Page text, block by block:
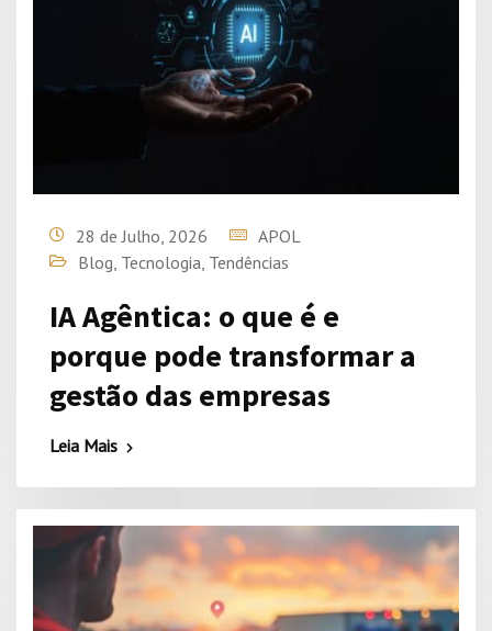
28 de Julho, 2026
APOL
Blog Tecnologia Tendências
IA Agêntica: o que é e
porque pode transformar a
gestão das empresas
Leia Mais